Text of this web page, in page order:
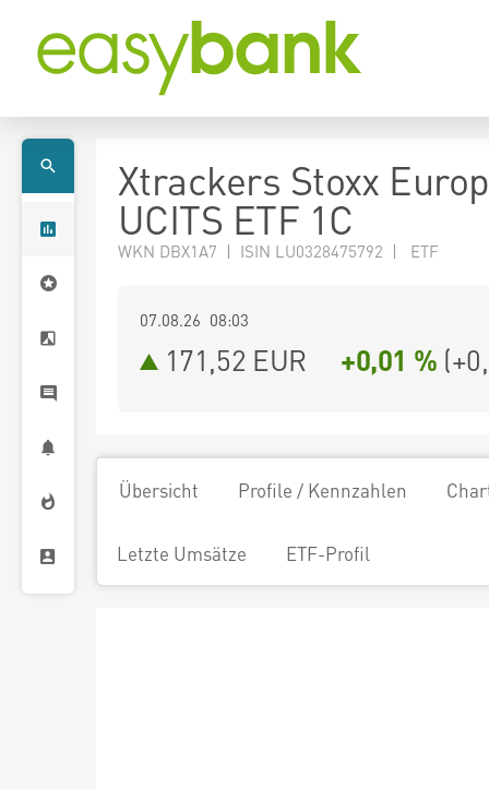
Xtrackers Stoxx
UCITS ETF 1C
WKN DBX1A7 | ISIN LU0328475792 | ETF
07.08.26 08:03
171,52 EUR +0,01 % (
Übersicht Profile / Kennzahlen
Letzte Umsätze ETF-Profil